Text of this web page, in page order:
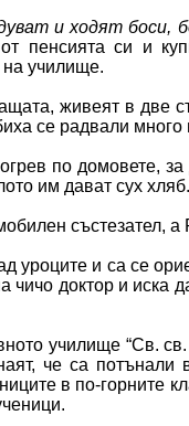
и ходят боси,
пенсията си и
училище.
живеят в две
се радвали много
по домовете,
им дават сух хляб.
състезател,
уроците и са се
чичо доктор и иска
училище “Св.
че са потънали
в по-горните